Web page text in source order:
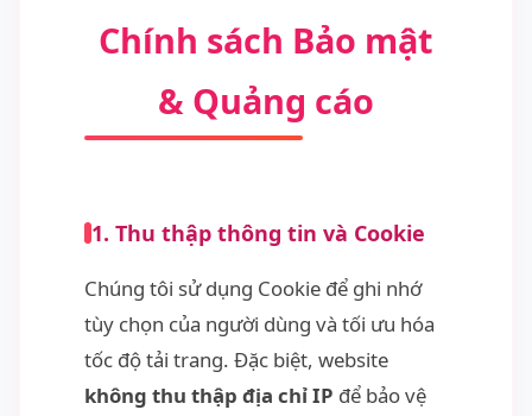
Chính sách Bảo mật
& Quảng cáo
1. Thu thập thông tin và Cookie
Chúng tôi sử dụng Cookie để ghi nhớ
tùy chọn của người dùng và tối ưu hóa
tốc độ tải trang. Đặc biệt, website
không thu thập địa chỉ IP để bảo vệ